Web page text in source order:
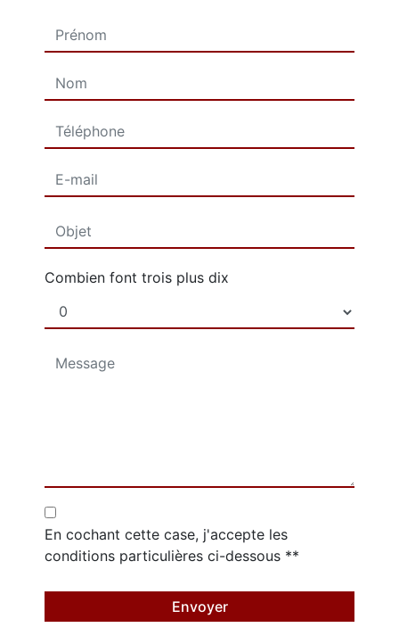
Combien font trois plus dix
En cochant cette case, j'accepte les
conditions particulières ci-dessous **
Envoyer